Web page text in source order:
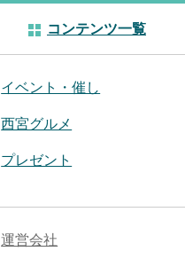
コンテンツ一覧
イベント・催し
西宮グルメ
プレゼント
運営会社